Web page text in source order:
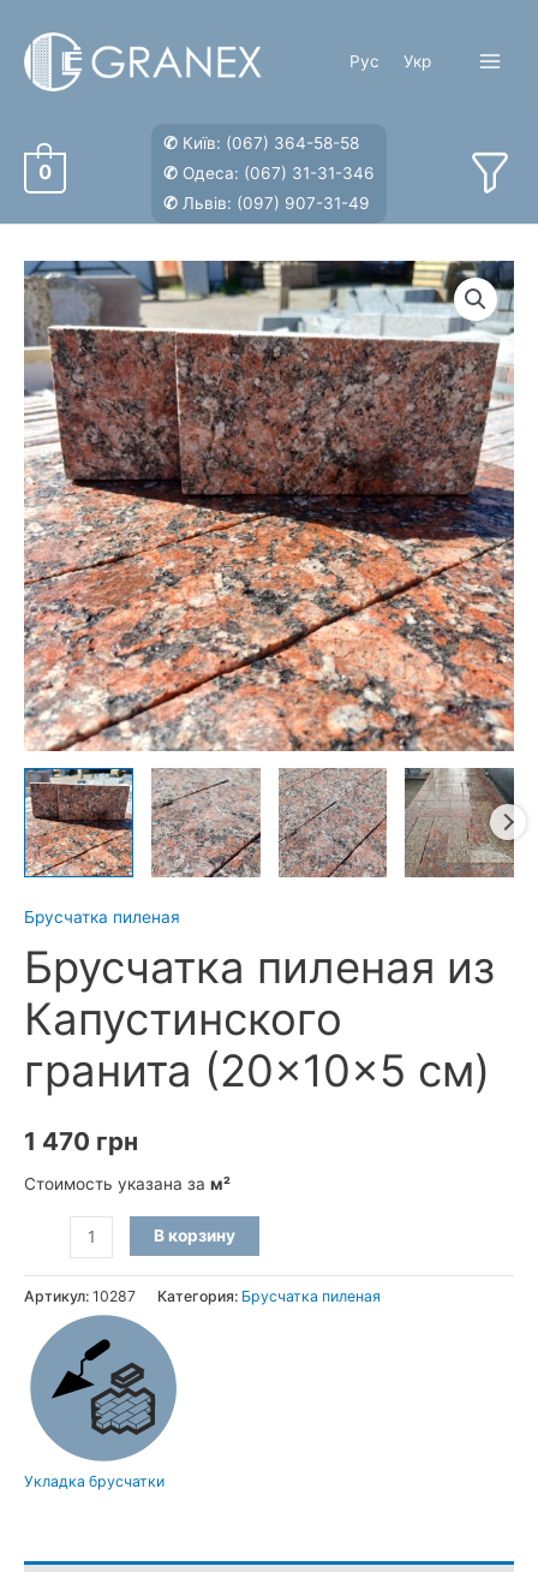
содержимому
Рус Укр
0
✆ Київ: (067) 364-58-58
✆ Одеса: (067) 31-31-346
✆ Львів: (097) 907-31-49
Брусчатка пиленая
Брусчатка пиленая из
Капустинского
гранита (20×10×5 см)
1 470 грн
Стоимость указана за м²
Количество
товара
Брусчатка
пиленая
из
Капустинского
гранита
(20×10×5
В корзину
Артикул: 10287 Категория: Брусчатка пиленая
Укладка брусчатки